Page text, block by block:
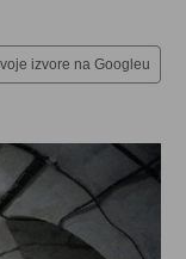
izvore na Googleu